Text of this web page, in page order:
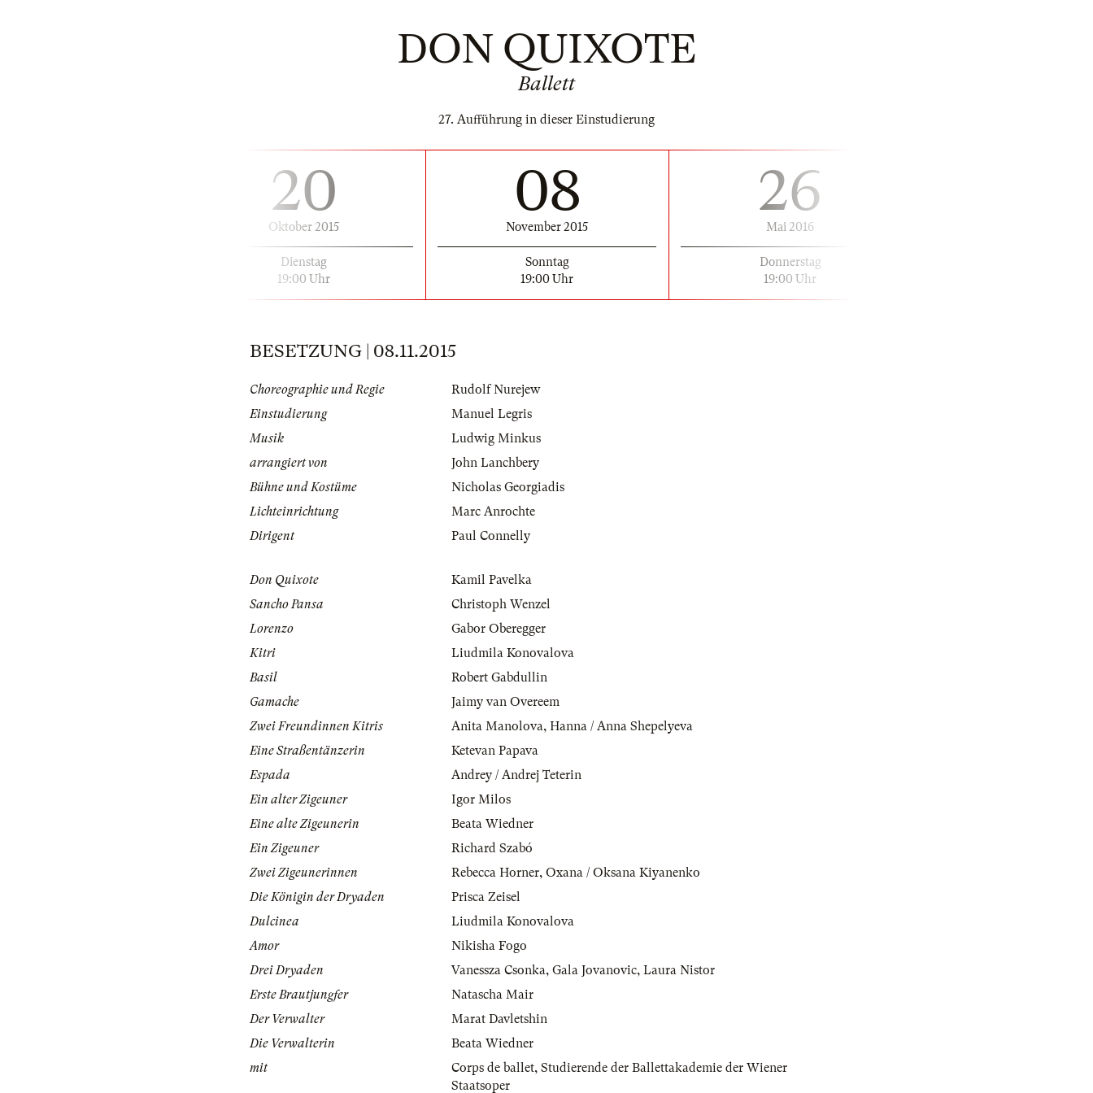
DON QUIXOTE
Ballett
27. Aufführung in dieser Einstudierung
20
Oktober 2015
Dienstag
19:00 Uhr
08
November 2015
Sonntag
19:00 Uhr
26
Mai 2016
Donnerstag
19:00 Uhr
BESETZUNG | 08.11.2015
Choreographie und Regie
Rudolf Nurejew
Einstudierung
Manuel Legris
Musik
Ludwig Minkus
arrangiert von
John Lanchbery
Bühne und Kostüme
Nicholas Georgiadis
Lichteinrichtung
Marc Anrochte
Dirigent
Paul Connelly
Don Quixote
Kamil Pavelka
Sancho Pansa
Christoph Wenzel
Lorenzo
Gabor Oberegger
Kitri
Liudmila Konovalova
Basil
Robert Gabdullin
Gamache
Jaimy van Overeem
Zwei Freundinnen Kitris
Anita Manolova, Hanna / Anna Shepelyeva
Eine Straßentänzerin
Ketevan Papava
Espada
Andrey / Andrej Teterin
Ein alter Zigeuner
Igor Milos
Eine alte Zigeunerin
Beata Wiedner
Ein Zigeuner
Richard Szabó
Zwei Zigeunerinnen
Rebecca Horner, Oxana / Oksana Kiyanenko
Die Königin der Dryaden
Prisca Zeisel
Dulcinea
Liudmila Konovalova
Amor
Nikisha Fogo
Drei Dryaden
Vanessza Csonka, Gala Jovanovic, Laura Nistor
Erste Brautjungfer
Natascha Mair
Der Verwalter
Marat Davletshin
Die Verwalterin
Beata Wiedner
mit
Corps de ballet, Studierende der Ballettakademie der Wiener
Staatsoper